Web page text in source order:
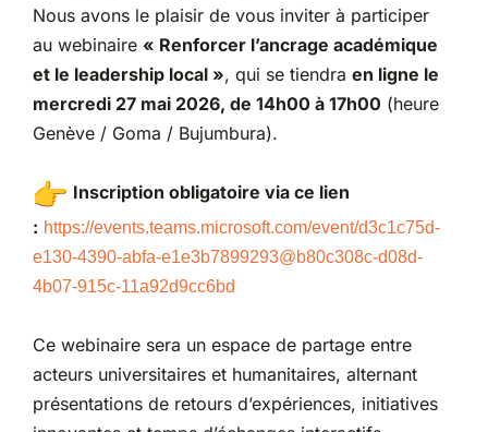
Nous avons le plaisir de vous inviter à participer
au webinaire « Renforcer l’ancrage académique
et le leadership local », qui se tiendra en ligne le
mercredi 27 mai 2026, de 14h00 à 17h00 (heure
Genève / Goma / Bujumbura).
Inscription obligatoire via ce lien
: https://events.teams.microsoft.com/event/d3c1c75d-
e130-4390-abfa-e1e3b7899293@b80c308c-d08d-
4b07-915c-11a92d9cc6bd
Ce webinaire sera un espace de partage entre
acteurs universitaires et humanitaires, alternant
présentations de retours d’expériences, initiatives